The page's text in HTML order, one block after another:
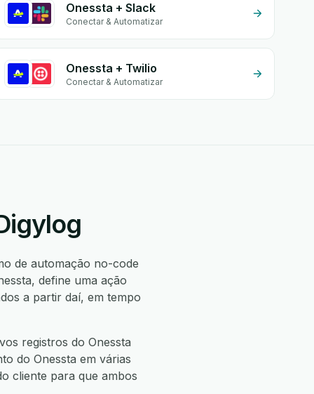
Onessta + Slack
Conectar & Automatizar
Onessta + Twilio
Conectar & Automatizar
de automação no-code
define uma ação
a partir daí, em tempo
registros do Onessta
do Onessta em várias
cliente para que ambos